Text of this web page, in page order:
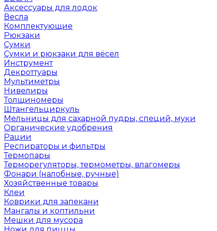
Аксессуары для лодок
Весла
Комплектующие
Рюкзаки
Сумки
Сумки и рюкзаки для вёсел
Инструмент
Декроттуары
Мультиметры
Нивелиры
Толщиномеры
Штангельциркуль
Мельницы для сахарной пудры, специй, муки
Органические удобрения
Рации
Респираторы и фильтры
Термопары
Терморегуляторы, термометры, влагомеры
Фонари (налобные, ручные)
Хозяйственные товары
Клеи
Коврики для запекани
Мангалы и коптильни
Мешки для мусора